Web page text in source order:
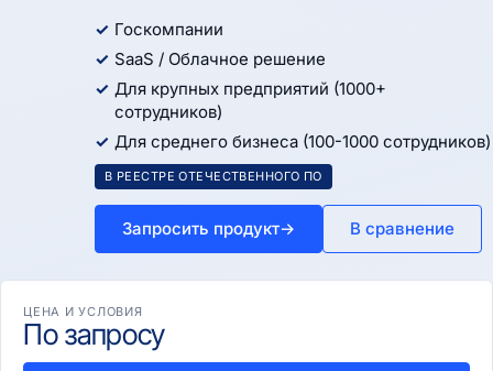
Госкомпании
SaaS / Облачное решение
Для крупных предприятий (1000+
сотрудников)
Для среднего бизнеса (100-1000 сотрудников)
В РЕЕСТРЕ ОТЕЧЕСТВЕННОГО ПО
Запросить продукт→ В сравнение
ЦЕНА И УСЛОВИЯ
По запросу